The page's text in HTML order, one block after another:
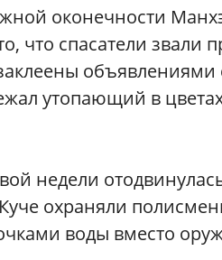
оконечности
что спасатели звали
утопающий в
недели
охраняли
воды вместо